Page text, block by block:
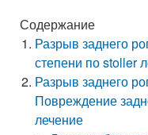
Содержание
Разрыв заднего
степени по stoller
Разрыв заднего
Повреждение
лечение